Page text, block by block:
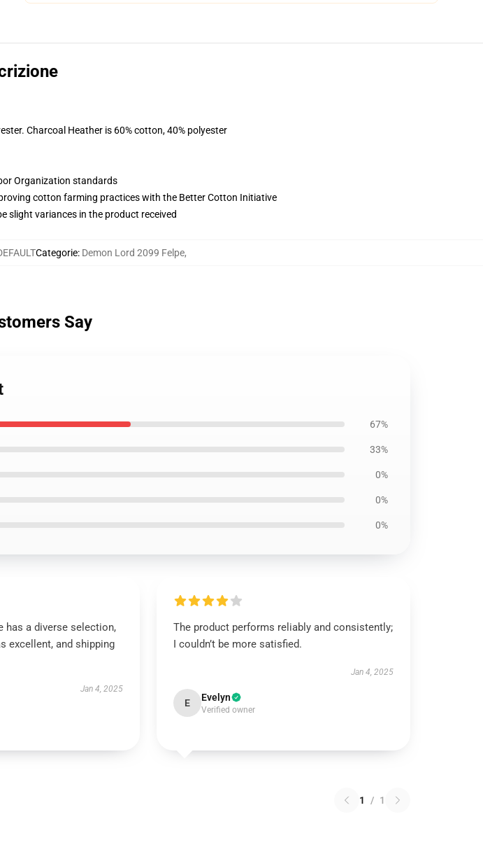
Charcoal Heather is 60% cotton, 40% polyester
Organization standards
cotton farming practices with the Better Cotton Initiative
slight variances in the product received
Categorie: Demon Lord 2099 Felpe,
Say
67%
33%
0%
0%
0%
has a diverse selection,
excellent, and shipping
Jan 4, 2025
The product performs reliably and consistently;
I couldn’t be more satisfied.
Jan 4, 2025
E Evelyn
Verified owner
1 / 1